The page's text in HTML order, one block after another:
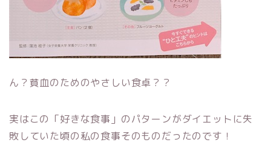
ん？貧血のためのやさしい食卓？？
実はこの「好きな食事」のパターンがダイエットに失
敗していた頃の私の食事そのものだったのです！